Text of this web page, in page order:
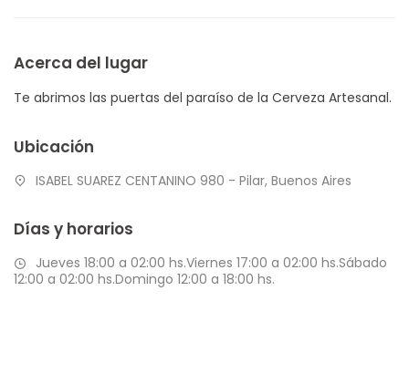
Acerca del lugar
Te abrimos las puertas del paraíso de la Cerveza Artesanal.
Ubicación
ISABEL SUAREZ CENTANINO 980 - Pilar, Buenos Aires
Días y horarios
Jueves 18:00 a 02:00 hs.Viernes 17:00 a 02:00 hs.Sábado
12:00 a 02:00 hs.Domingo 12:00 a 18:00 hs.